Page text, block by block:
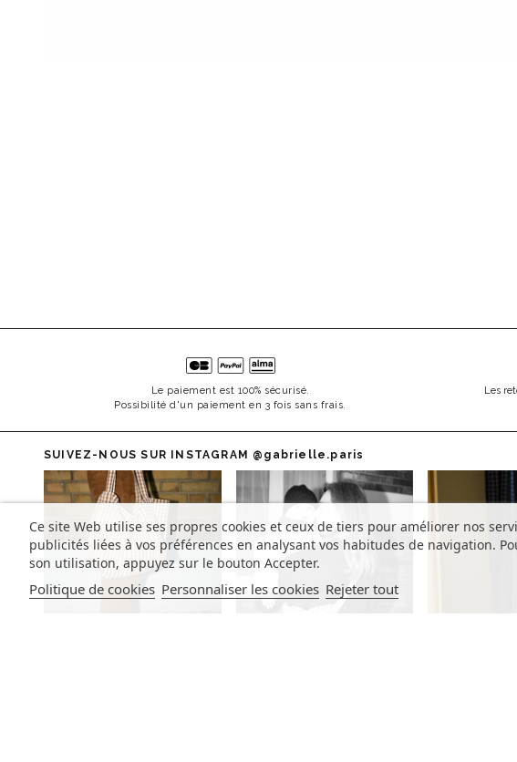
Le paiement est 100% sécurisé.
Possibilité d'un paiement en 3 fois sans frais.
Les
SUIVEZ-NOUS SUR INSTAGRAM @gabrielle.paris
Ce site Web utilise ses propres cookies et ceux de tiers pour améliorer nos
publicités liées à vos préférences en analysant vos habitudes de navigation.
son utilisation, appuyez sur le bouton Accepter.
Politique de cookies Personnaliser les cookies Rejeter tout